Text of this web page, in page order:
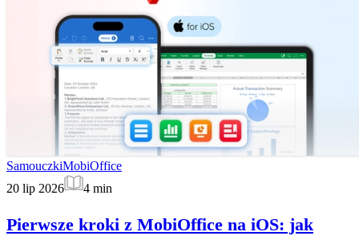
SamouczkiMobiOffice
20 lip 2026
4 min
Pierwsze kroki z MobiOffice na iOS: jak